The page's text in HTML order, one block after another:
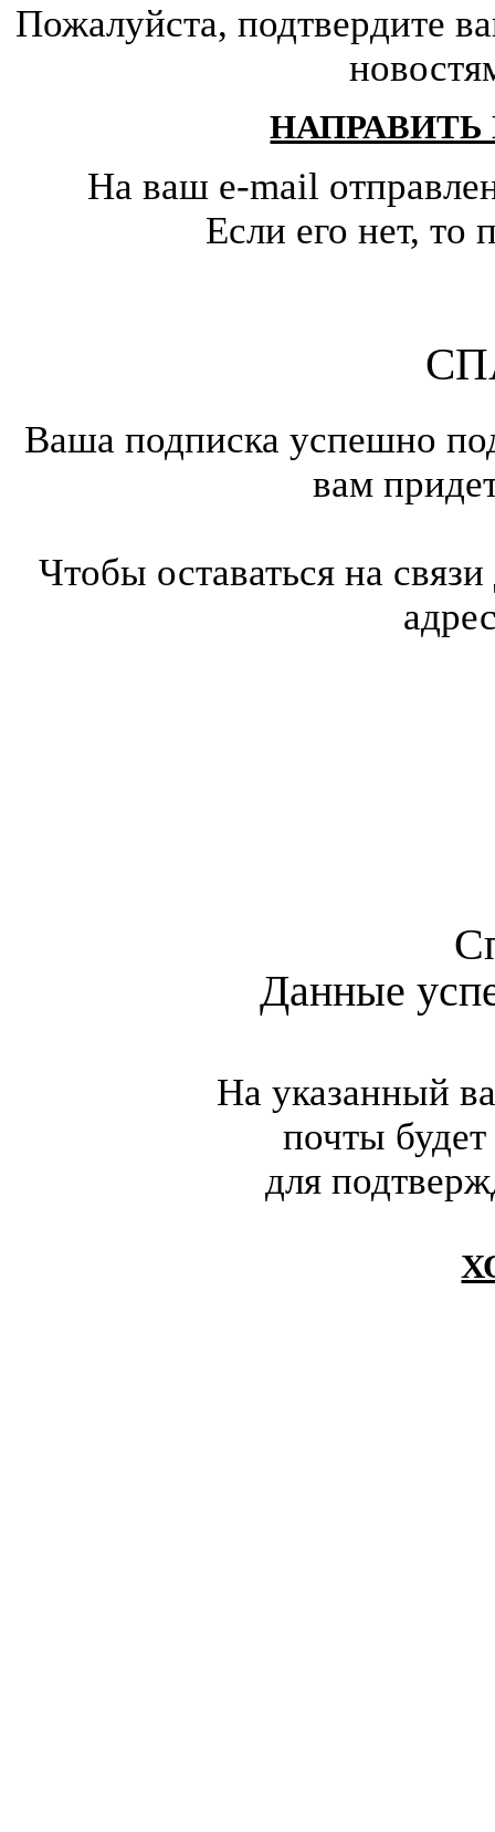
Пожалуйста, подтвердите
На ваш e-mail
Если его нет,
Ваша подписка успешно
вам
Чтобы оставаться на
Данные
На указанный
почты
для